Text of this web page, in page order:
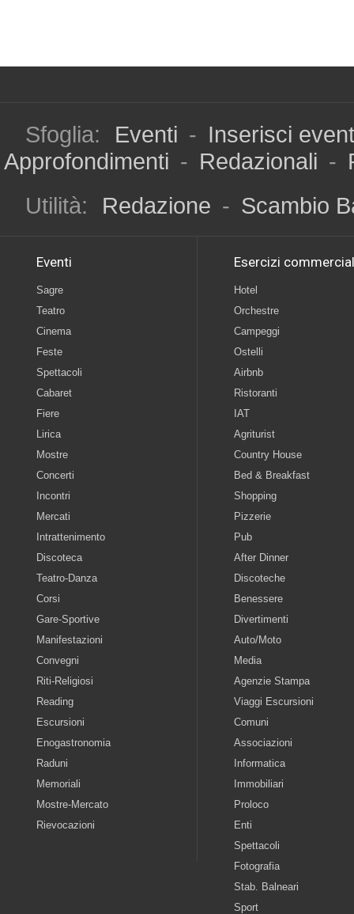
Sfoglia: Eventi - Inserisci
Approfondimenti - Redazionali -
Utilità:
Redazione - Scambio
Eventi
Sagre
Teatro
Cinema
Feste
Spettacoli
Cabaret
Fiere
Lirica
Mostre
Concerti
Incontri
Mercati
Intrattenimento
Discoteca
Teatro-Danza
Corsi
Gare-Sportive
Manifestazioni
Convegni
Riti-Religiosi
Reading
Escursioni
Enogastronomia
Raduni
Memoriali
Mostre-Mercato
Rievocazioni
Esercizi
Hotel
Orchestre
Campeggi
Ostelli
Airbnb
Ristoranti
IAT
Agriturist
Country House
Bed & Breakfast
Shopping
Pizzerie
Pub
After Dinner
Discoteche
Benessere
Divertimenti
Auto/Moto
Media
Agenzie Stampa
Viaggi Escursioni
Comuni
Associazioni
Informatica
Immobiliari
Proloco
Enti
Spettacoli
Fotografia
Stab. Balneari
Sport